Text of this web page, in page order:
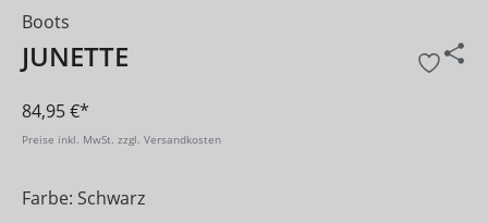
Boots
JUNETTE
84,95 €*
Preise inkl. MwSt. zzgl. Versandkosten
Farbe: Schwarz